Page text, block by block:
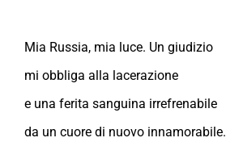
Mia Russia, mia luce. Un giudizio
mi obbliga alla lacerazione
e una ferita sanguina irrefrenabile
da un cuore di nuovo innamorabile.